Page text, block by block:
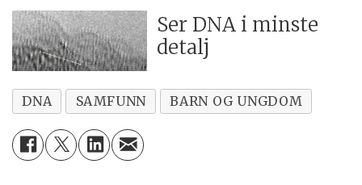
Ser DNA i minste
detalj
DNA SAMFUNN BARN OG UNGDOM